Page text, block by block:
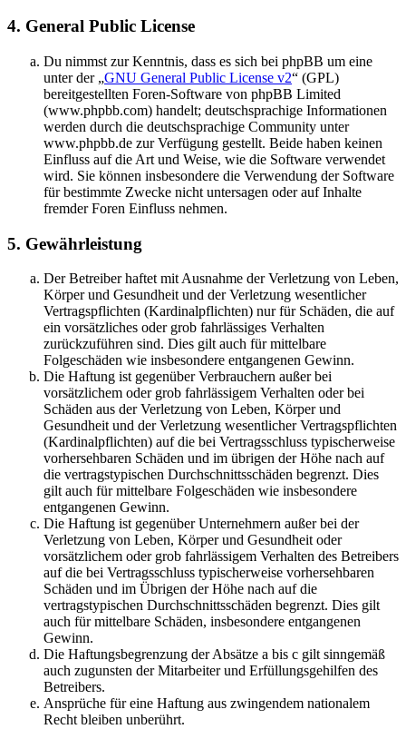
4. General Public License
Du nimmst zur Kenntnis, dass es sich bei phpBB um eine
unter der „GNU General Public License v2“ (GPL)
bereitgestellten Foren-Software von phpBB Limited
(www.phpbb.com) handelt; deutschsprachige Informationen
werden durch die deutschsprachige Community unter
www.phpbb.de zur Verfügung gestellt. Beide haben keinen
Einfluss auf die Art und Weise, wie die Software verwendet
wird. Sie können insbesondere die Verwendung der Software
für bestimmte Zwecke nicht untersagen oder auf Inhalte
fremder Foren Einfluss nehmen.
5. Gewährleistung
Der Betreiber haftet mit Ausnahme der Verletzung von Leben,
Körper und Gesundheit und der Verletzung wesentlicher
Vertragspflichten (Kardinalpflichten) nur für Schäden, die auf
ein vorsätzliches oder grob fahrlässiges Verhalten
zurückzuführen sind. Dies gilt auch für mittelbare
Folgeschäden wie insbesondere entgangenen Gewinn.
Die Haftung ist gegenüber Verbrauchern außer bei
vorsätzlichem oder grob fahrlässigem Verhalten oder bei
Schäden aus der Verletzung von Leben, Körper und
Gesundheit und der Verletzung wesentlicher Vertragspflichten
(Kardinalpflichten) auf die bei Vertragsschluss typischerweise
vorhersehbaren Schäden und im übrigen der Höhe nach auf
die vertragstypischen Durchschnittsschäden begrenzt. Dies
gilt auch für mittelbare Folgeschäden wie insbesondere
entgangenen Gewinn.
Die Haftung ist gegenüber Unternehmern außer bei der
Verletzung von Leben, Körper und Gesundheit oder
vorsätzlichem oder grob fahrlässigem Verhalten des Betreibers
auf die bei Vertragsschluss typischerweise vorhersehbaren
Schäden und im Übrigen der Höhe nach auf die
vertragstypischen Durchschnittsschäden begrenzt. Dies gilt
auch für mittelbare Schäden, insbesondere entgangenen
Gewinn.
Die Haftungsbegrenzung der Absätze a bis c gilt sinngemäß
auch zugunsten der Mitarbeiter und Erfüllungsgehilfen des
Betreibers.
Ansprüche für eine Haftung aus zwingendem nationalem
Recht bleiben unberührt.